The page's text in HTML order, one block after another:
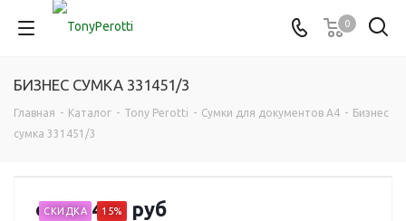
0
БИЗНЕС СУМКА 331451/3
Главная - Каталог - Tony Perotti - Сумки для документов А4 - Бизнес
сумка 331451/3
СКИДКА 15%
от35 490 руб